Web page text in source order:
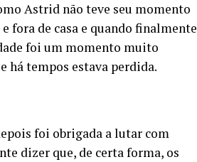
Astrid não teve seu momento
fora de casa e quando finalmente
foi um momento muito
há tempos estava perdida.
foi obrigada a lutar com
dizer que, de certa forma, os